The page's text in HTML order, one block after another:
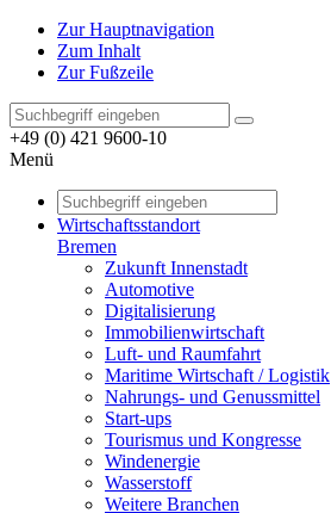
Zur Hauptnavigation
Zum Inhalt
Zur Fußzeile
+49 (0) 421 9600-10
Menü
Wirtschaftsstandort
Bremen
Zukunft Innenstadt
Automotive
Digitalisierung
Immobilienwirtschaft
Luft- und Raumfahrt
Maritime Wirtschaft / Logistik
Nahrungs- und Genussmittel
Start-ups
Tourismus und Kongresse
Windenergie
Wasserstoff
Weitere Branchen